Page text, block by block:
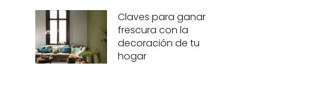
Claves para ganar
frescura con la
decoración de tu
hogar